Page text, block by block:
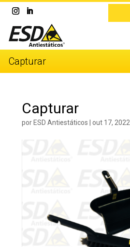
Capturar
Capturar
porESD Antiestáticos | out 17, 2022